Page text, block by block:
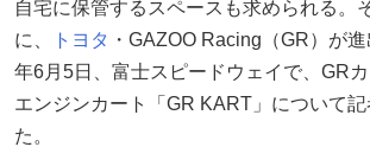
自宅に保管するスペースも求められる。
に、
トヨタ ・GAZOO Racing（GR）が
年6月5日、富士スピードウェイで、GR
エンジンカート「GR KART」について
た。